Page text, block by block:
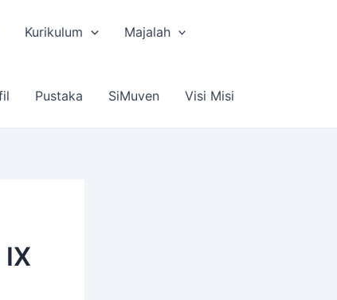
Kurikulum Majalah
Pustaka SiMuven Visi Misi